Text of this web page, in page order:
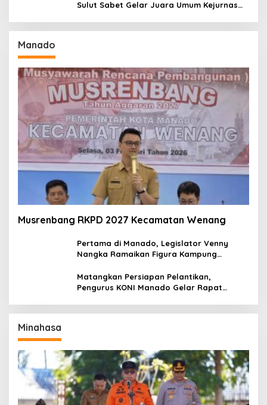
Sulut Sabet Gelar Juara Umum Kejurnas
Manado
Musrenbang RKPD 2027 Kecamatan Wenang
Pertama di Manado, Legislator Venny
Nangka Ramaikan Figura Kampung
Matangkan Persiapan Pelantikan,
Pengurus KONI Manado Gelar Rapat
Minahasa